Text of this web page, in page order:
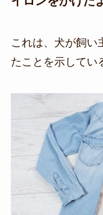
これは、犬が飼い
たことを示してい